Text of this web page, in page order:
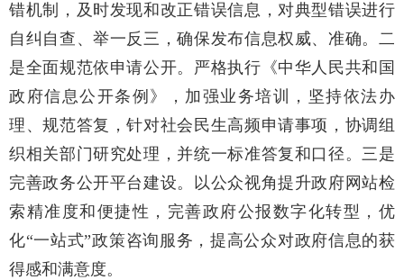
错机制，及时发现和改正错误信息，对典型错误进行
自纠自查、举一反三，确保发布信息权威、准确。二
是全面规范依申请公开。严格执行《中华人民共和国
政府信息公开条例》，加强业务培训，坚持依法办
理、规范答复，针对社会民生高频申请事项，协调组
织相关部门研究处理，并统一标准答复和口径。三是
完善政务公开平台建设。以公众视角提升政府网站检
索精准度和便捷性，完善政府公报数字化转型，优
化“一站式”政策咨询服务，提高公众对政府信息的获
得感和满意度。